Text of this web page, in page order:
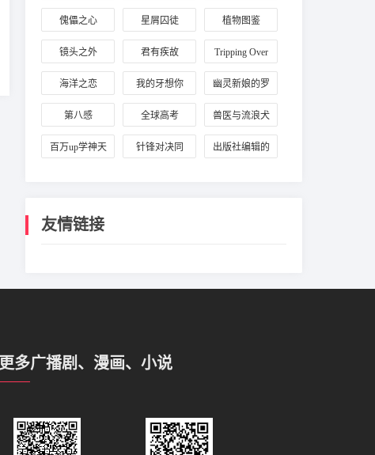
傀儡之心 星屑囚徒 植物图鉴
镜头之外 君有疾故 Tripping Over
You
海洋之恋 我的牙想你 幽灵新娘的罗
曼史
第八感 全球高考 兽医与流浪犬
饲主
百万up学神天 针锋对决同 出版社编辑的
友情链接
更多广播剧、漫画、小说